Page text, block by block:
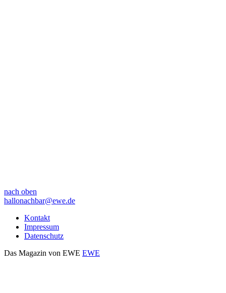
nach oben
hallonachbar@ewe.de
Kontakt
Impressum
Datenschutz
Das Magazin von EWE EWE